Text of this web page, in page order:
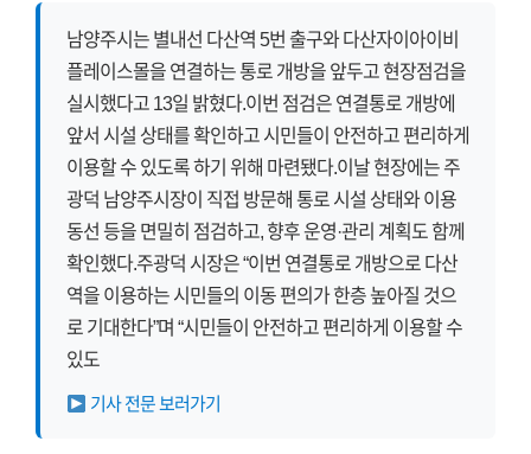
남양주시는 별내선 다산역 5번 출구와 다산자이아이비
플레이스몰을 연결하는 통로 개방을 앞두고 현장점검을
실시했다고 13일 밝혔다.이번 점검은 연결통로 개방에
앞서 시설 상태를 확인하고 시민들이 안전하고 편리하게
이용할 수 있도록 하기 위해 마련됐다.이날 현장에는 주
광덕 남양주시장이 직접 방문해 통로 시설 상태와 이용
동선 등을 면밀히 점검하고, 향후 운영·관리 계획도 함께
확인했다.주광덕 시장은 “이번 연결통로 개방으로 다산
역을 이용하는 시민들의 이동 편의가 한층 높아질 것으
로 기대한다”며 “시민들이 안전하고 편리하게 이용할 수
있도
기사 전문 보러가기